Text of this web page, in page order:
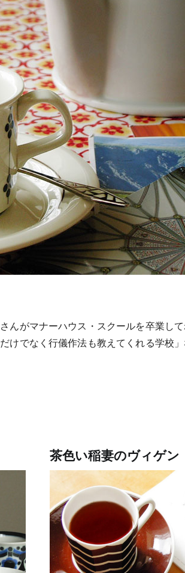
んがマナーハウス・スクールを卒業し
けでなく行儀作法も教えてくれる学校
茶色い稲妻のヴィゲン